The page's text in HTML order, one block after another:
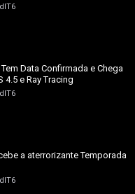
Data Confirmada e Chega
4.5 e Ray Tracing
a aterrorizante Temporada